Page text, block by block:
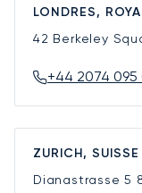
LONDRES,
42 Berkeley
+44 2074 095
ZURICH, SUISSE
Dianastrasse 5